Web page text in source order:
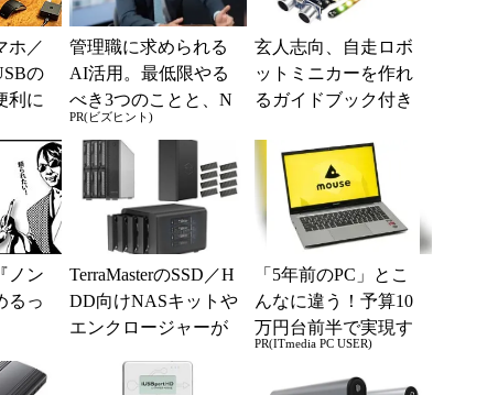
ホ／
の
利に
管理職に求められる
AI活用。最低限やる
べき3つのことと、N
Gな自己認識
PR(ビズヒント)
玄人志向、自走ロボ
ットミニカーを作れ
るガイドブック付き
ノン
るっ
TerraMasterのSSD／H
DD向けNASキットや
エンクロージャーが
「5年前のPC」とこ
んなに違う！予算10
万円台前半で実現す
る快適PCライフ
PR(ITmedia PC USER)